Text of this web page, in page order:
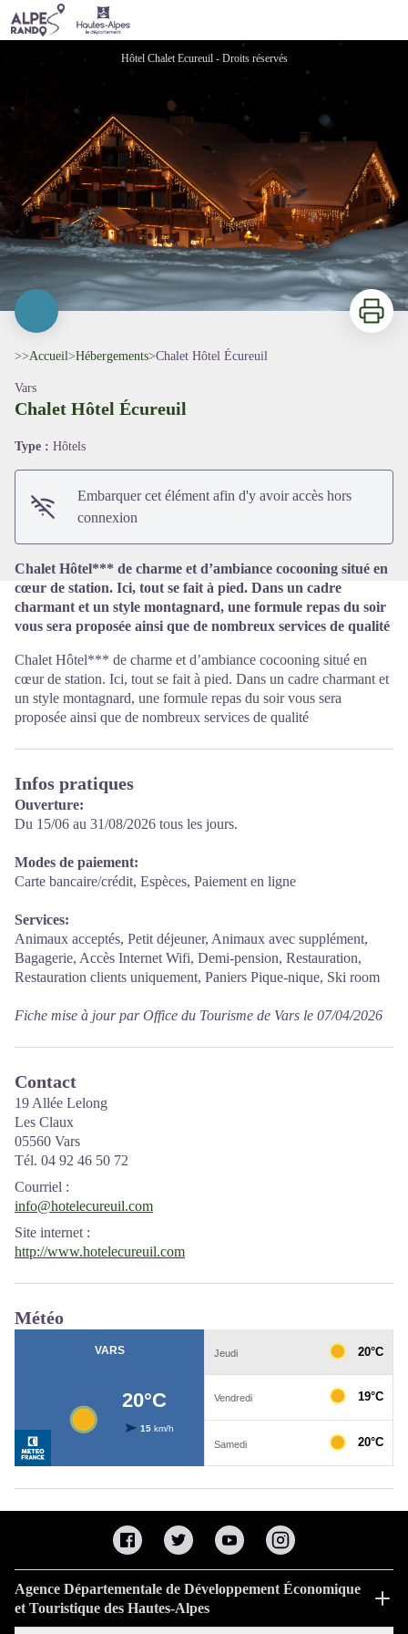
Chalet Hôtel Écureuil
Hôtel Chalet Ecureuil - Droits réservés
Imprimer
>>Accueil>Hébergements>Chalet Hôtel Écureuil
Vars
Chalet Hôtel Écureuil
Type : Hôtels
Embarquer cet élément afin d'y avoir accès hors
connexion
Chalet Hôtel*** de charme et d’ambiance cocooning situé en
cœur de station. Ici, tout se fait à pied. Dans un cadre
charmant et un style montagnard, une formule repas du soir
vous sera proposée ainsi que de nombreux services de qualité
Chalet Hôtel*** de charme et d’ambiance cocooning situé en
cœur de station. Ici, tout se fait à pied. Dans un cadre charmant et
un style montagnard, une formule repas du soir vous sera
proposée ainsi que de nombreux services de qualité
Infos pratiques
Ouverture:
Du 15/06 au 31/08/2026 tous les jours.
Modes de paiement:
Carte bancaire/crédit, Espèces, Paiement en ligne
Services:
Animaux acceptés, Petit déjeuner, Animaux avec supplément,
Bagagerie, Accès Internet Wifi, Demi-pension, Restauration,
Restauration clients uniquement, Paniers Pique-nique, Ski room
Fiche mise à jour par Office du Tourisme de Vars le 07/04/2026
Contact
19 Allée Lelong
Les Claux
05560 Vars
Tél. 04 92 46 50 72
Courriel :
info@hotelecureuil.com
Site internet :
http://www.hotelecureuil.com
Météo
Agence Départementale de Développement Économique
et Touristique des Hautes-Alpes